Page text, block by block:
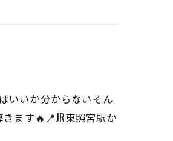
いいか分からないそん
ます🔥📍JR東照宮駅か